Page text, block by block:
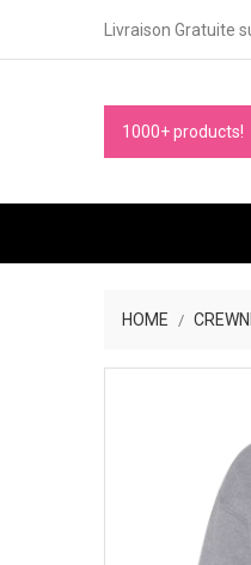
Livraison Gratuite
1000+ products!
HOME